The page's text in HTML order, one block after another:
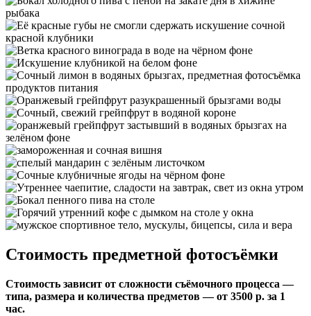
Стоимость предметной фотосъёмки
Стоимость зависит от сложности съёмочного процесса —
типа, размера и количества предметов — от 3500 р. за 1
час.